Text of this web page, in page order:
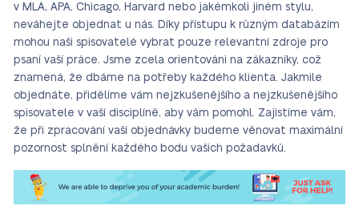
v MLA, APA, Chicago, Harvard nebo jakémkoli jiném stylu,
neváhejte objednat u nás. Díky přístupu k různým databázím
mohou naši spisovatelé vybrat pouze relevantní zdroje pro
psaní vaší práce. Jsme zcela orientováni na zákazníky, což
znamená, že dbáme na potřeby každého klienta. Jakmile
objednáte, přidělíme vám nejzkušenějšího a nejzkušenějšího
spisovatele v vaší disciplíně, aby vám pomohl. Zajistíme vám,
že při zpracování vaší objednávky budeme věnovat maximální
pozornost splnění každého bodu vašich požadavků.